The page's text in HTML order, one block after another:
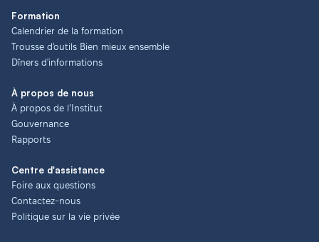
Formation
Calendrier de la formation
Trousse d'outils Bien mieux ensemble
Dîners d'informations
À propos de nous
À propos de l’Institut
Gouvernance
Rapports
Centre d'assistance
Foire aux questions
Contactez-nous
Politique sur la vie privée